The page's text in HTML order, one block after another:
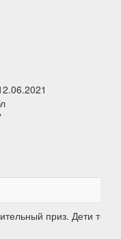
приз. Дети тест